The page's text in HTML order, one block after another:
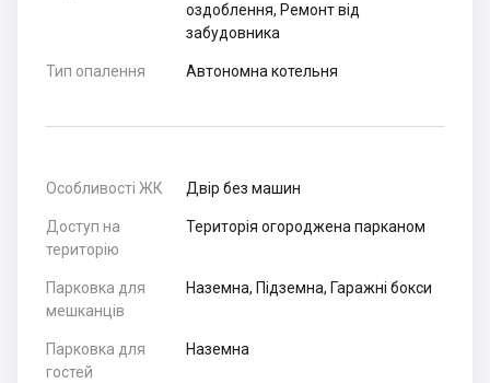
оздоблення, Ремонт від
забудовника
Тип опалення Автономна котельня
Особливості ЖК Двір без машин
Доступ на
територію
Територія огороджена парканом
Парковка для
мешканців
Наземна, Підземна, Гаражні бокси
Парковка для
гостей
Наземна